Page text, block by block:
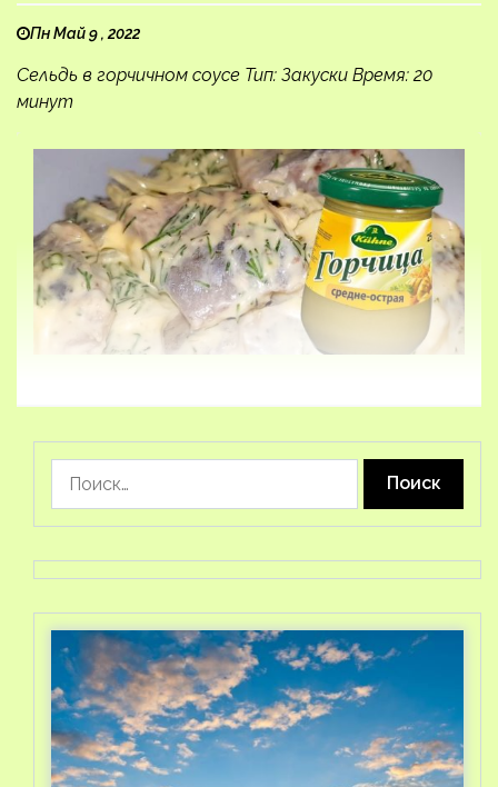
Пн Май 9 , 2022
Сельдь в горчичном соусе Тип: Закуски Время: 20
минут